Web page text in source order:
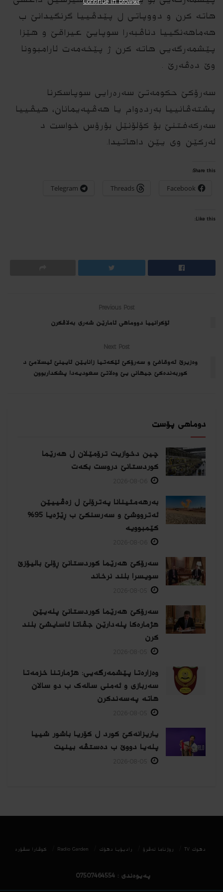
هاته‌ کرن و دووپاتی ل پێدڤییا گرنگیدانێ ب
هەماهەنگییا دناڤبه‌را سوپایێ عیراقێ و هێزا
پێشمەرگەیی‌ هاته‌ کرن ژ پێخه‌مه‌‌ت ئارامبوونا
وێ ده‌ڤه‌رێ .
سەرۆکێ حکومەتێ سه‌ره‌رایی سوپاسکرنا
پشته‌ڤانییا بەردەوام یا هه‌ڤپەیمانان، هیڤییا
سەرکەفتنێ بۆ کۆلۆنێل بۆرۆس خواست د
ئەرکێن وی یێن داهاتیدا.
Share this:
Facebook
Threads
Telegram
Like this:
Previous Post
ئۆکرانییا دووماهی ئامارێن شەری بەلاڤکرن
Next Post
وەزیرێ ئەوقافێ و سەرۆکێ ئێکەتیا زانایێن ئایینێ ئیسلامێ د
کوربەندەکێ جیهانی یێ وەلاتێ سعودیەدا پشکداربوون
دوماهی پۆست
چین دخوازیت ترۆمێلان ل هەرێما
كوردستانێ دروست بكەت
بەرهەمئینانا په‌ترۆلێ ل زه‌ڤییێن
ئەترووشێ و سەرسنكێ ب ڕێژەیا 95%
كێمبوویە
سەرۆکێ هەرێما کوردستانێ ڕۆلێ بالیۆزێ
سویسرا بلند نرخاند
سەرۆکێ هەرێما کوردستانێ پلەیێن
هژمارەكا پلەدارێن جڤاتا ئاسایشێ بلند
كرن
وەزارەتا پێشمەرگەیی: هژمارتنا خزمەتا
سەربازی و ئەمنی سالەک ب دو سالان
هاتە پەسەندكرن
یاریزانەكێ کورد ل کۆریا باشور شییا
پلەیا دووێ ب دەستڤە بینیت
دھوك TV روژناما ئەڤرۆ رادیۆیا دهۆك Radio Garden كوڤارا سڤۆره‌
پەیوەندی : 07507464554